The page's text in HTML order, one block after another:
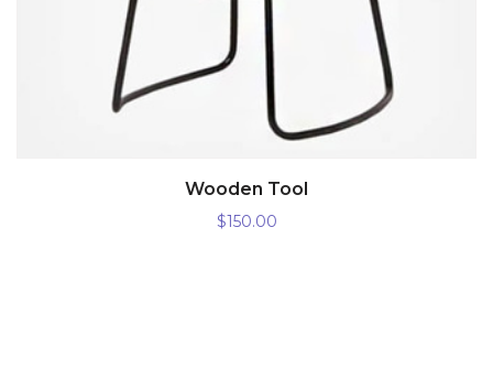
AÑADIR AL CARRITO
Wooden Tool
$150.00